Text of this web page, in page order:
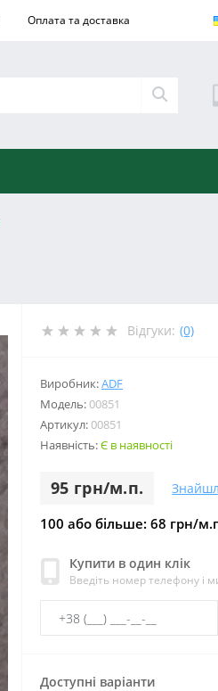
Оплата та доставка
Відгуки: (0)
Виробник:ADF
Модель:00851
Артикул:00851
Наявність:Є в наявності
95 грн/м.п.
100 або більше: 68 грн/
Купити в один клік
Введіть номер телефону і
Доступні варіанти